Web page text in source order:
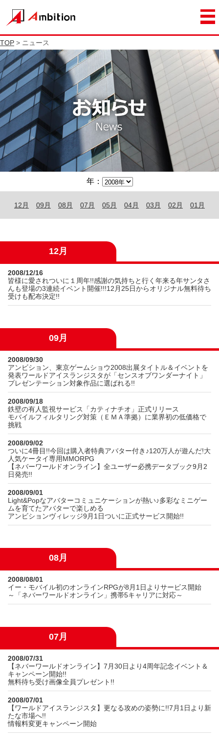
TOP > ニュース
年：
12月 09月 08月 07月 05月 04月 03月 02月 01月
12月
2008/12/16
皆様に愛されついに１周年!!感謝の気持ちと行く年来る年サンタさ
んも登場の3連続イベント開催!!!12月25日からオリジナル無料待ち
受けも配布決定!!
09月
2008/09/30
アンビション、東京ゲームショウ2008出展タイトル＆イベントを
発表ワールドアイスランジスタが「センスオブワンダーナイト」
プレゼンテーション対象作品に選ばれる!!
2008/09/18
鉄壁の有人監視サービス「カティナチオ」正式リリース
モバイルフィルタリング対策（ＥＭＡ準拠）に業界初の低価格で
挑戦
2008/09/02
ついに4冊目!!今回は購入者特典アバター付き♪120万人が遊んだ!大
人気ケータイ専用MMORPG
【ネバーワールドオンライン】全ユーザー必携データブック9月2
日発売!!
2008/09/01
Light&Popなアバターコミュニケーションが熱い♪多彩なミニゲー
ムを育てたアバターで楽しめる
アンビションヴィレッジ9月1日ついに正式サービス開始!!
08月
2008/08/01
イー・モバイル初のオンラインRPGが8月1日よりサービス開始
～「ネバーワールドオンライン」携帯5キャリアに対応～
07月
2008/07/31
【ネバーワールドオンライン】7月30日より4周年記念イベント＆
キャンペーン開始!!
無料待ち受け画像全員プレゼント!!
2008/07/01
【ワールドアイスランジスタ】更なる攻めの姿勢に!!7月1日より新
たな市場へ!!
情報料変更キャンペーン開始